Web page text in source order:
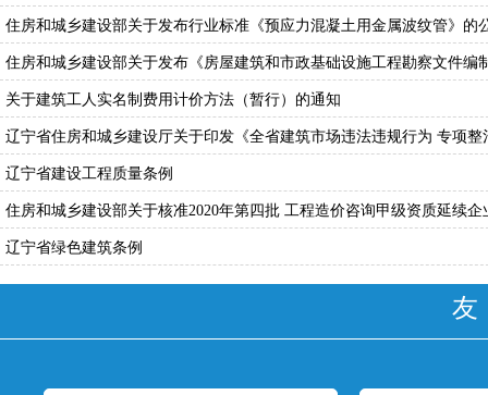
住房和城乡建设部关于发布行业标准《预应力混凝土用金属波纹管》
住房和城乡建设部关于发布《房屋建筑和市政基础设施工程勘察文件编
关于建筑工人实名制费用计价方法（暂行）的通知
辽宁省住房和城乡建设厅关于印发《全省建筑市场违法违规行为 专项
辽宁省建设工程质量条例
住房和城乡建设部关于核准2020年第四批 工程造价咨询甲级资质延续企
辽宁省绿色建筑条例